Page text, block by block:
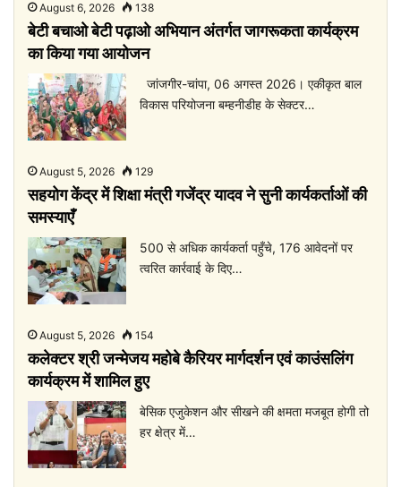
August 6, 2026 138
बेटी बचाओ बेटी पढ़ाओ अभियान अंतर्गत जागरूकता कार्यक्रम
का किया गया आयोजन
जांजगीर-चांपा, 06 अगस्त 2026। एकीकृत बाल
विकास परियोजना बम्हनीडीह के सेक्टर…
August 5, 2026 129
सहयोग केंद्र में शिक्षा मंत्री गजेंद्र यादव ने सुनी कार्यकर्ताओं की
समस्याएँ
500 से अधिक कार्यकर्ता पहुँचे, 176 आवेदनों पर
त्वरित कार्रवाई के दिए…
August 5, 2026 154
कलेक्टर श्री जन्मेजय महोबे कैरियर मार्गदर्शन एवं काउंसलिंग
कार्यक्रम में शामिल हुए
बेसिक एजुकेशन और सीखने की क्षमता मजबूत होगी तो
हर क्षेत्र में…